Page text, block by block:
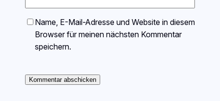
Name, E-Mail-Adresse und Website in diesem
Browser für meinen nächsten Kommentar
speichern.